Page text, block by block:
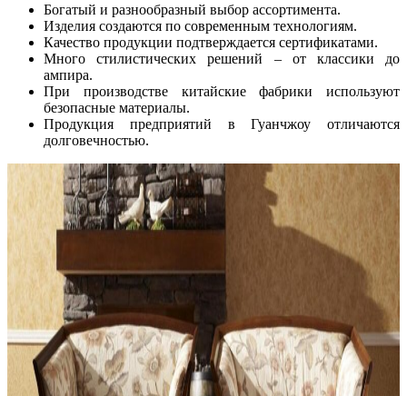
Богатый и разнообразный выбор ассортимента.
Изделия создаются по современным технологиям.
Качество продукции подтверждается сертификатами.
Много стилистических решений – от классики до
ампира.
При производстве китайские фабрики используют
безопасные материалы.
Продукция предприятий в Гуанчжоу отличаются
долговечностью.